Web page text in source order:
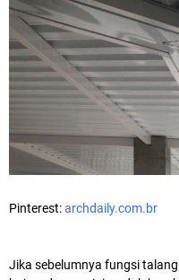
Pinterest:archdaily.com.br
Jika sebelumnya fungsi